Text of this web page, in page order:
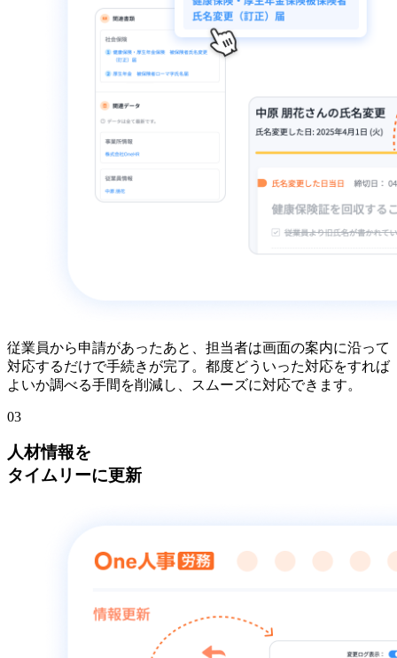
従業員から申請があったあと、担当者は画面の案内に沿って
対応するだけで手続きが完了。都度どういった対応をすれば
よいか調べる手間を削減し、スムーズに対応できます。
03
人材情報を
タイムリーに更新